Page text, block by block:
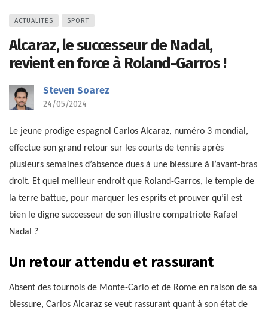
ACTUALITÉS SPORT
Alcaraz, le successeur de Nadal,
revient en force à Roland-Garros !
Steven Soarez
24/05/2024
Le jeune prodige espagnol Carlos Alcaraz, numéro 3 mondial,
effectue son grand retour sur les courts de tennis après
plusieurs semaines d’absence dues à une blessure à l’avant-bras
droit. Et quel meilleur endroit que Roland-Garros, le temple de
la terre battue, pour marquer les esprits et prouver qu’il est
bien le digne successeur de son illustre compatriote Rafael
Nadal ?
Un retour attendu et rassurant
Absent des tournois de Monte-Carlo et de Rome en raison de sa
blessure, Carlos Alcaraz se veut rassurant quant à son état de